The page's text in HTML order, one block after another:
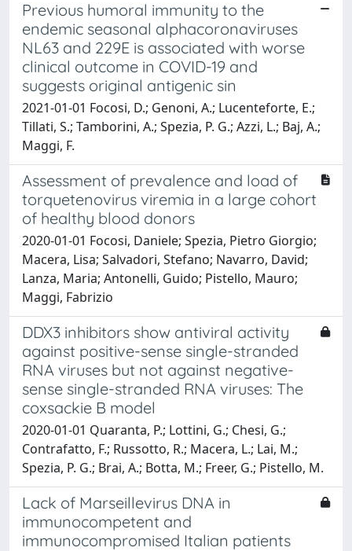
Previous humoral immunity to the
endemic seasonal alphacoronaviruses
NL63 and 229E is associated with worse
clinical outcome in COVID-19 and
suggests original antigenic sin
2021-01-01 Focosi, D.; Genoni, A.; Lucenteforte, E.;
Tillati, S.; Tamborini, A.; Spezia, P. G.; Azzi, L.; Baj, A.;
Maggi, F.
Assessment of prevalence and load of
torquetenovirus viremia in a large cohort
of healthy blood donors
2020-01-01 Focosi, Daniele; Spezia, Pietro Giorgio;
Macera, Lisa; Salvadori, Stefano; Navarro, David;
Lanza, Maria; Antonelli, Guido; Pistello, Mauro;
Maggi, Fabrizio
DDX3 inhibitors show antiviral activity
against positive-sense single-stranded
RNA viruses but not against negative-
sense single-stranded RNA viruses: The
coxsackie B model
2020-01-01 Quaranta, P.; Lottini, G.; Chesi, G.;
Contrafatto, F.; Russotto, R.; Macera, L.; Lai, M.;
Spezia, P. G.; Brai, A.; Botta, M.; Freer, G.; Pistello, M.
Lack of Marseillevirus DNA in
immunocompetent and
immunocompromised Italian patients